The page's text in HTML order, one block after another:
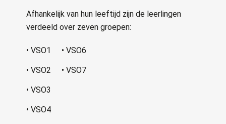
Afhankelijk van hun leeftijd zijn de leerlingen
verdeeld over zeven groepen:
• VSO1
• VSO2
• VSO3
• VSO4
• VSO6
• VSO7